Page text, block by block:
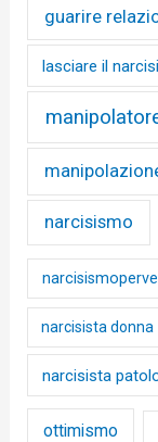
guarire
lasciare il
narcisismo
narcisista donna
narcisista
ottimismo